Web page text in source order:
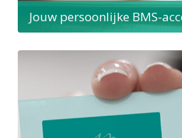
Jouw persoonlijke BMS-